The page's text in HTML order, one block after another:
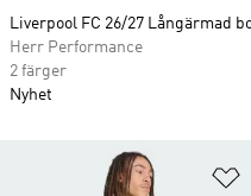
Liverpool FC 26/27 Långärmad
Herr Performance
2 färger
Nyhet